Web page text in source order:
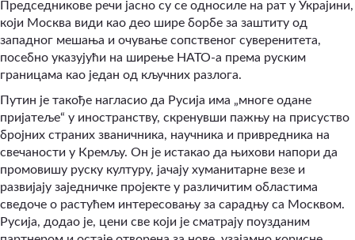
Председникове речи јасно су се односиле на рат у Украјини,
који Москва види као део шире борбе за заштиту од
западног мешања и очување сопственог суверенитета,
посебно указујући на ширење НАТО-а према руским
границама као један од кључних разлога.
Путин је такође нагласио да Русија има „многе одане
пријатеље“ у иностранству, скренувши пажњу на присуство
бројних страних званичника, научника и привредника на
свечаности у Кремљу. Он је истакао да њихови напори да
промовишу руску културу, јачају хуманитарне везе и
развијају заједничке пројекте у различитим областима
сведоче о растућем интересовању за сарадњу са Москвом.
Русија, додао је, цени све који је сматрају поузданим